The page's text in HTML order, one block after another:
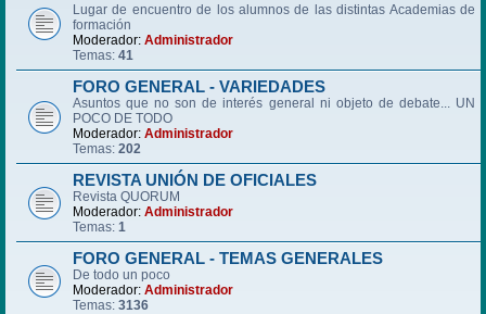
Lugar de encuentro de los alumnos de las distintas Academias de
formación
Moderador: Administrador
Temas: 41
FORO GENERAL - VARIEDADES
Asuntos que no son de interés general ni objeto de debate... UN
POCO DE TODO
Moderador: Administrador
Temas: 202
REVISTA UNIÓN DE OFICIALES
Revista QUORUM
Moderador: Administrador
Temas: 1
FORO GENERAL - TEMAS GENERALES
De todo un poco
Moderador: Administrador
Temas: 3136